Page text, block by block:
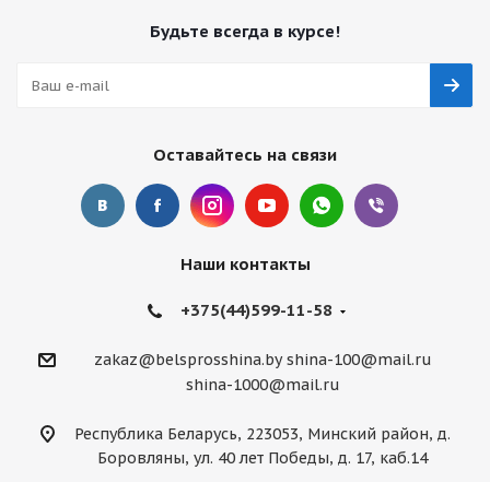
Будьте всегда в курсе!
Оставайтесь на связи
Наши контакты
+375(44)599-11-58
zakaz@belsprosshina.by shina-100@mail.ru
shina-1000@mail.ru
Республика Беларусь, 223053, Минский район, д.
Боровляны, ул. 40 лет Победы, д. 17, каб.14